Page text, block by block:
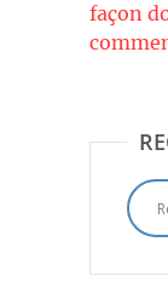
façon